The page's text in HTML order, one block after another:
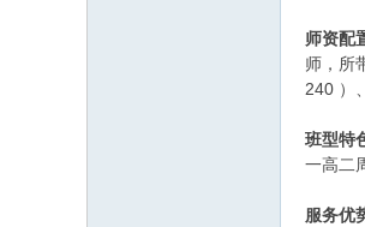
师资配
师，所
240 ）
班型特
一高二
服务优